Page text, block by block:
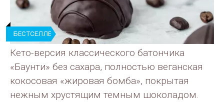
БЕСТСЕЛЛЕР
Кето-версия классического батончика
«Баунти» без сахара, полностью веганская
кокосовая «жировая бомба», покрытая
нежным хрустящим темным шоколадом.